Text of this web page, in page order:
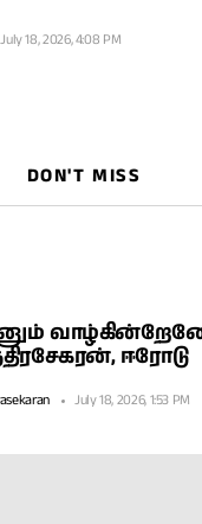
July 18, 2026, 4:08 PM
DON'T MISS
ஈரோடு
July 18, 2026, 1:53 PM